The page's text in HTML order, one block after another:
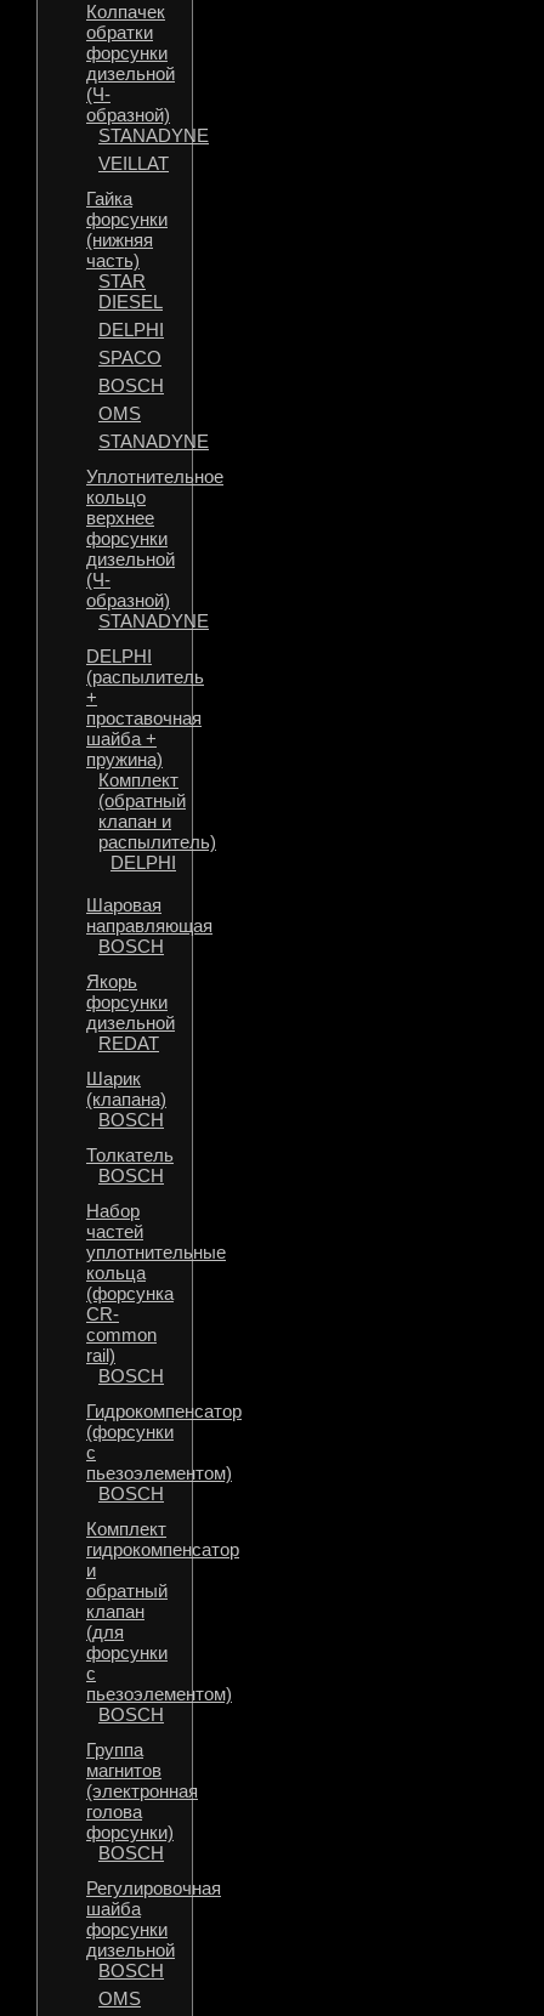
Колпачек
обратки
форсунки
дизельной
(Ч-
образной)
STANADYNE
VEILLAT
Гайка
форсунки
(нижняя
часть)
STAR
DIESEL
DELPHI
SPACO
BOSCH
OMS
STANADYNE
Уплотнительное
кольцо
верхнее
форсунки
дизельной
(Ч-
образной)
STANADYNE
DELPHI
(распылитель
+
проставочная
шайба +
пружина)
Комплект
(обратный
клапан и
распылитель)
DELPHI
Шаровая
направляющая
BOSCH
Якорь
форсунки
дизельной
REDAT
Шарик
(клапана)
BOSCH
Толкатель
BOSCH
Набор
частей
уплотнительные
кольца
(форсунка
CR-
common
rail)
BOSCH
Гидрокомпенсатор
(форсунки
с
пьезоэлементом)
BOSCH
Комплект
гидрокомпенсатор
и
обратный
клапан
(для
форсунки
с
пьезоэлементом)
BOSCH
Группа
магнитов
(электронная
голова
форсунки)
BOSCH
Регулировочная
шайба
форсунки
дизельной
BOSCH
OMS